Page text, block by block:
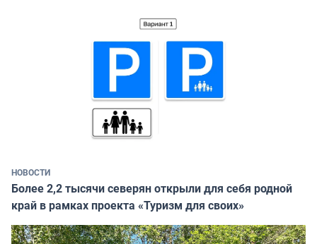
НОВОСТИ
Более 2,2 тысячи северян открыли для себя родной
край в рамках проекта «Туризм для своих»